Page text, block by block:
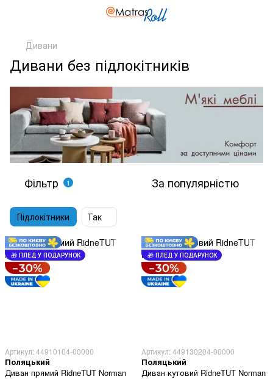
Дивани
Дивани без підлокітників
Фільтр 1 За популярністю
Підлокітники Так
🎁 ПЛЕД У ПОДАРУНОК
Артикул: 44910104-00000
Поляцький
Диван прямий RidneTUT Norman
🎁 ПЛЕД У ПОДАРУНОК
Артикул: 449130204-00000
Поляцький
Диван кутовий RidneTUT Norman